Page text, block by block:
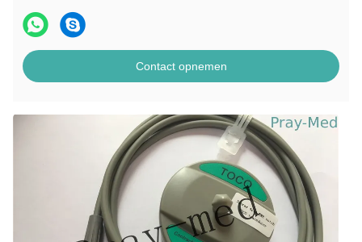
Contact opnemen